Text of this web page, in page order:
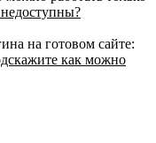
на готовом сайте:
как можно